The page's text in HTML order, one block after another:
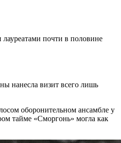
почти в половине
нанесла визит всего лишь
оборонительном ансамбле у
тайме «Сморгонь» могла как